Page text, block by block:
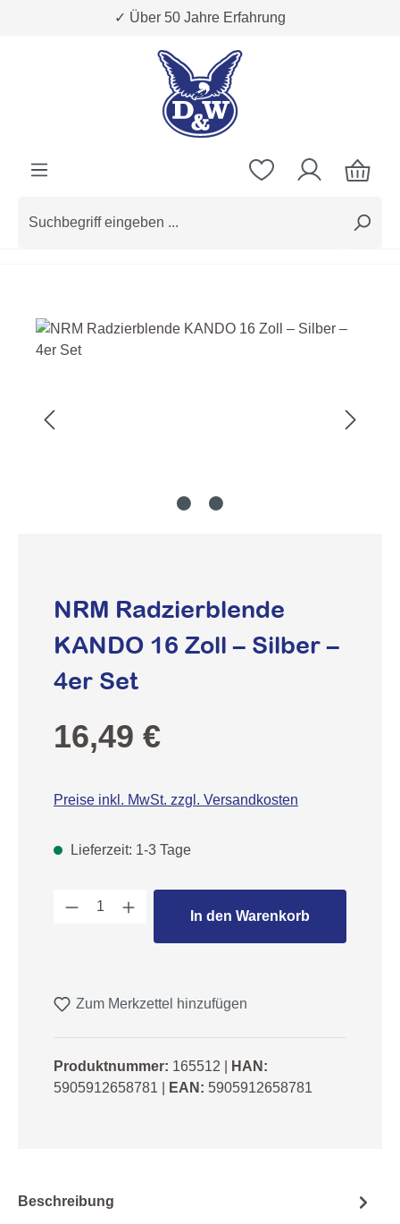
Zum Hauptinhalt springen✓ Über 50 Jahre Erfahrung
Bildergalerie überspringen
NRM Radzierblende
KANDO 16 Zoll – Silber –
4er Set
Regulärer Preis:
16,49 €
Preise inkl. MwSt. zzgl. Versandkosten
Lieferzeit: 1-3 Tage
Produkt Anzahl: Gib den
In den Warenkorb
Zum Merkzettel hinzufügen
Produktnummer: 165512
HAN:
5905912658781
EAN: 5905912658781
Beschreibung